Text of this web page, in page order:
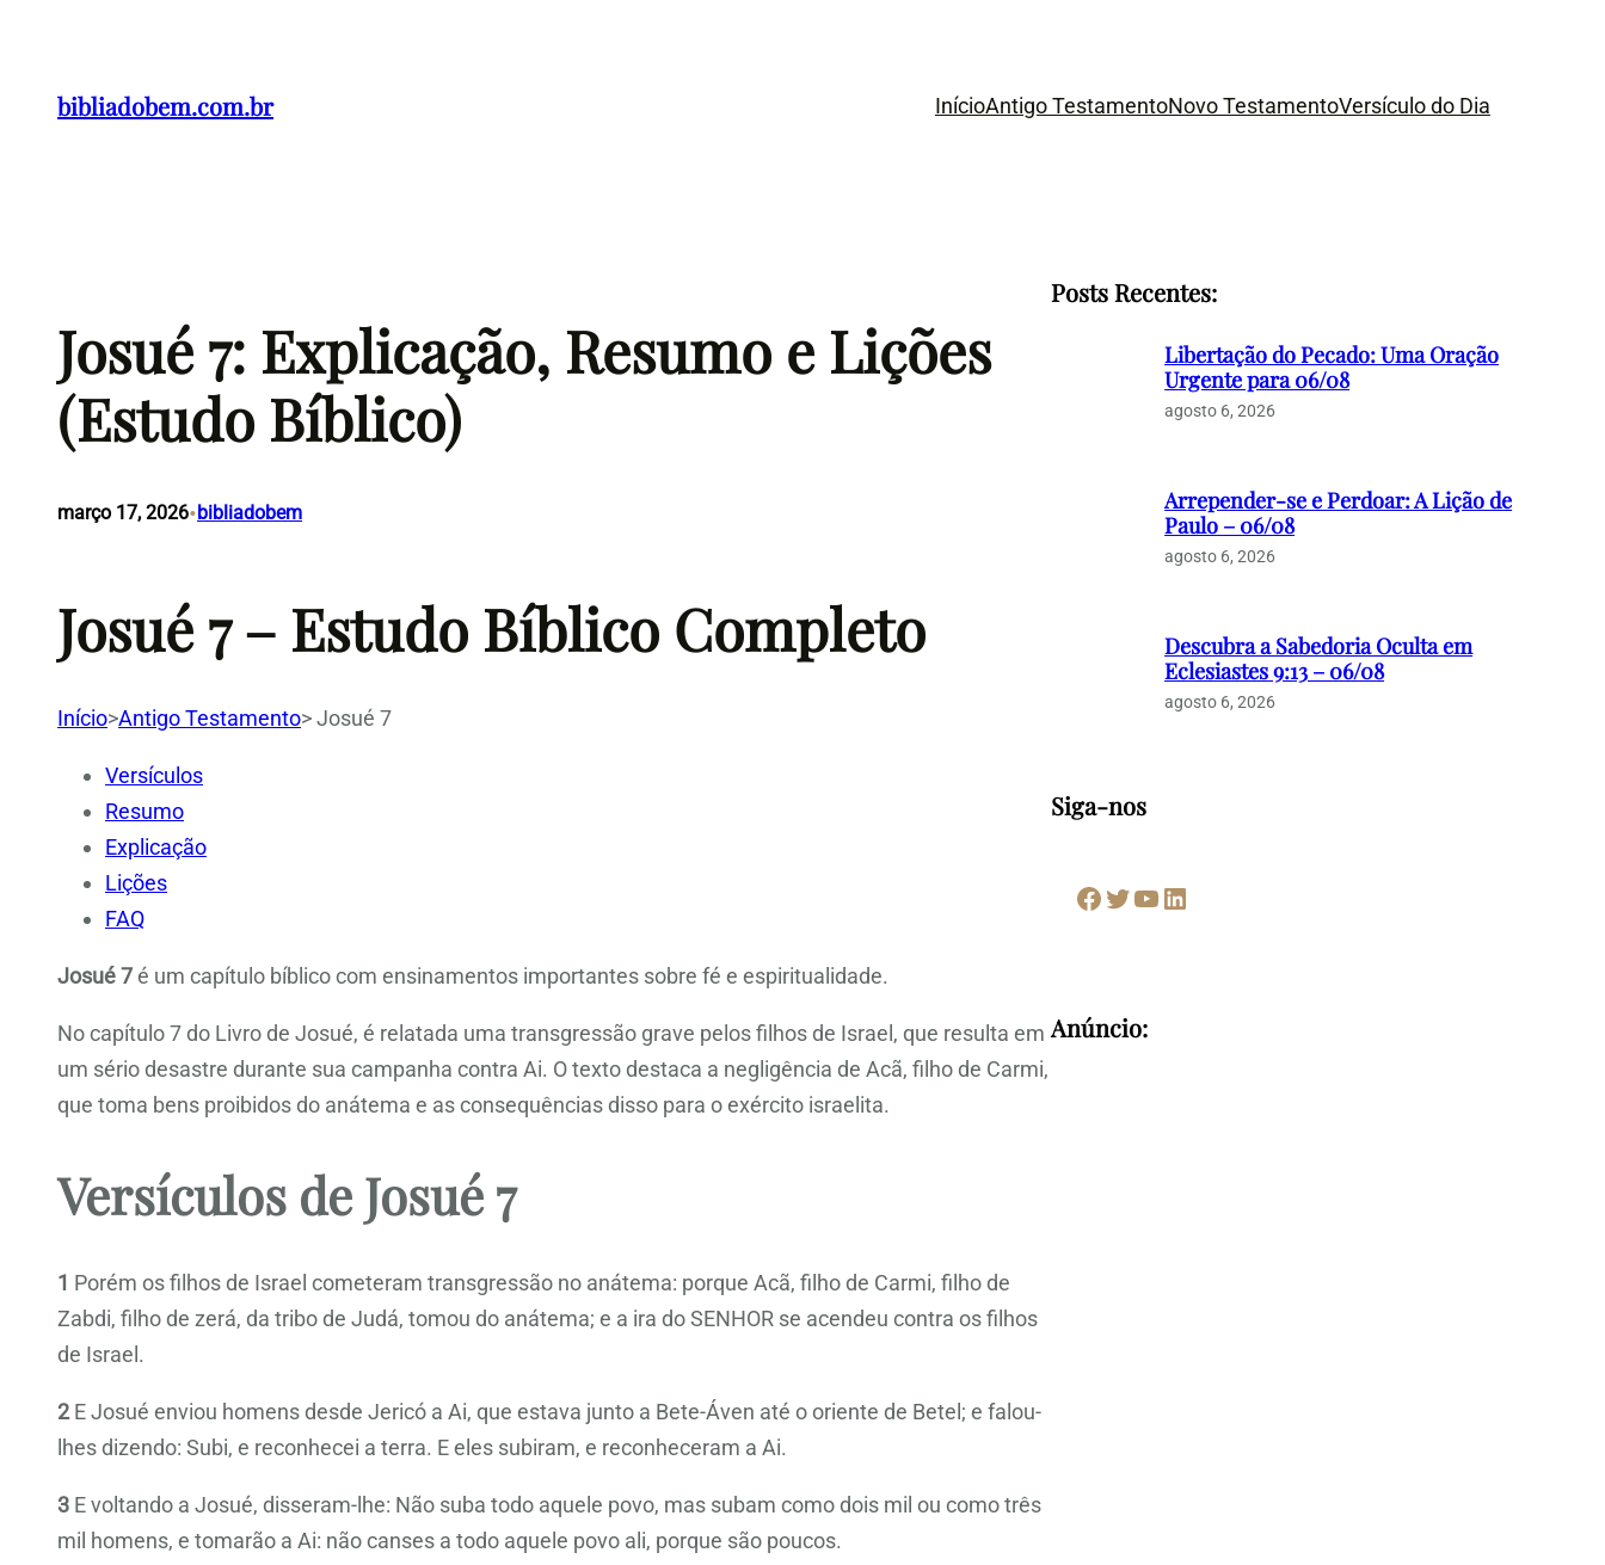
bibliadobem.com.br InícioAntigo TestamentoNovo TestamentoVersículo do Dia
Josué 7: Explicação, Resumo e Lições
(Estudo Bíblico)
março 17, 2026• bibliadobem
Josué 7 – Estudo Bíblico Completo
Início>Antigo Testamento>Josué 7
Versículos
Resumo
Explicação
Lições
FAQ
Josué 7é um capítulo bíblico com ensinamentos importantes sobre fé e espiritualidade.
No capítulo 7 do Livro de Josué, é relatada uma transgressão grave pelos filhos de Israel, que resulta em
um sério desastre durante sua campanha contra Ai. O texto destaca a negligência de Acã, filho de Carmi,
que toma bens proibidos do anátema e as consequências disso para o exército israelita.
Versículos de Josué 7
1 Porém os filhos de Israel cometeram transgressão no anátema: porque Acã, filho de Carmi, filho de
Zabdi, filho de zerá, da tribo de Judá, tomou do anátema; e a ira do SENHOR se acendeu contra os filhos
de Israel.
2E Josué enviou homens desde Jericó a Ai, que estava junto a Bete-Áven até o oriente de Betel; e falou-
lhes dizendo: Subi, e reconhecei a terra. E eles subiram, e reconheceram a Ai.
3 E voltando a Josué, disseram-lhe: Não suba todo aquele povo, mas subam como dois mil ou como três
mil homens, e tomarão a Ai: não canses a todo aquele povo ali, porque são poucos.
Posts Recentes:
Libertação do Pecado: Uma Oração
Urgente para 06/08
agosto 6, 2026
Arrepender-se e Perdoar: A Lição de
Paulo – 06/08
agosto 6, 2026
Descubra a Sabedoria Oculta em
Eclesiastes 9:13 – 06/08
agosto 6, 2026
Siga-nos
Facebook Twitter Youtube LinkedIn
Anúncio: